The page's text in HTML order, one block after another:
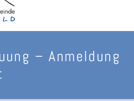
– Anmeldung